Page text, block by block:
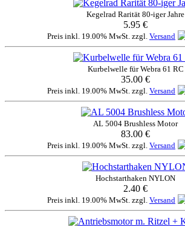
Kegelrad Rarität 80-iger Jahre
5.95 €
Preis inkl. 19.00% MwSt. zzgl. Versand
Kurbelwelle für Webra 61 RC
35.00 €
Preis inkl. 19.00% MwSt. zzgl. Versand
AL 5004 Brushless Motor
83.00 €
Preis inkl. 19.00% MwSt. zzgl. Versand
Hochstarthaken NYLON
2.40 €
Preis inkl. 19.00% MwSt. zzgl. Versand